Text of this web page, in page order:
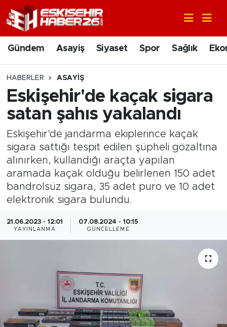
Gündem Asayiş Siyaset Spor Sağlık
HABERLER ASAYIŞ
Eskişehir'de kaçak sigara
satan şahıs yakalandı
Eskişehir'de jandarma ekiplerince kaçak
sigara sattığı tespit edilen şüpheli gözaltına
alınırken, kullandığı araçta yapılan
aramada kaçak olduğu belirlenen 150 adet
bandrolsüz sigara, 35 adet puro ve 10 adet
elektronik sigara bulundu.
21.06.2023 - 12:01
YAYINLANMA
07.08.2024 - 10:15
GÜNCELLEME
Gündem
Asayiş
Siyaset
Spor
Sağlık
Ekonomi
Sanat
Teknoloji
Magazin
Dünya
Nöbetçi Eczaneler
Hava Durumu
Trafik Durumu
Süper Lig Puan Durumu ve Fikstür
Tüm Manşetler
Son Dakika Haberleri
Haber Arşivi